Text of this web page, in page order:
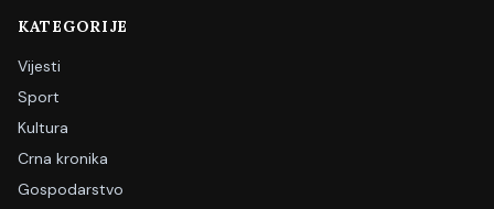
KATEGORIJE
Vijesti
Sport
Kultura
Crna kronika
Gospodarstvo